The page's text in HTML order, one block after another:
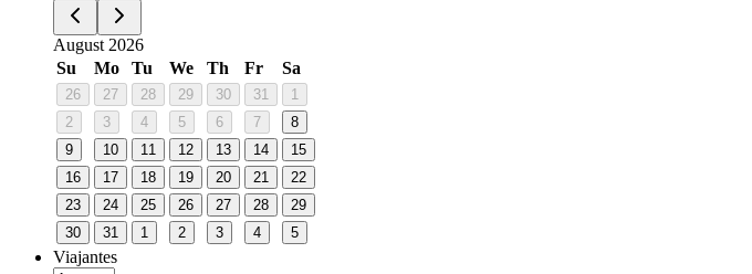
August 2026
Su
Mo Tu We Th Fr Sa
26 27 28 29 30 31
1
2
3 4 5 6 7
8
9
10 11 12 13 14
15
16
17 18 19 20 21
22
23
24 25 26 27 28
29
30
31 1 2 3 4 5
Viajantes